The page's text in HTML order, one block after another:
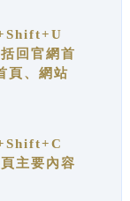
回官網首
頁、網站
主要內容